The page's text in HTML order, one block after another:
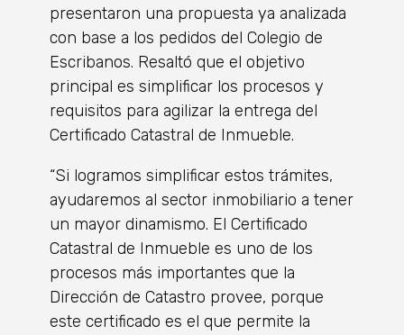
presentaron una propuesta ya analizada
con base a los pedidos del Colegio de
Escribanos. Resaltó que el objetivo
principal es simplificar los procesos y
requisitos para agilizar la entrega del
Certificado Catastral de Inmueble.
“Si logramos simplificar estos trámites,
ayudaremos al sector inmobiliario a tener
un mayor dinamismo. El Certificado
Catastral de Inmueble es uno de los
procesos más importantes que la
Dirección de Catastro provee, porque
este certificado es el que permite la